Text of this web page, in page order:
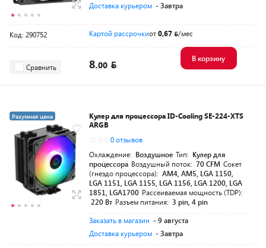
Доставка курьером - Завтра
Код: 290752 Картой рассрочкиот0,67 /мес
Сравнить 8.00
В корзину
Разумная цена
Кулер для процессора ID-Cooling SE-224-XTS
ARGB
0 отзывов
Охлаждение: Воздушное Тип: Кулер для
процессора Воздушный поток: 70 CFM Сокет
(гнездо процессора): AM4, AM5, LGA 1150,
LGA 1151, LGA 1155, LGA 1156, LGA 1200, LGA
1851, LGA1700 Рассеиваемая мощность (TDP):
220 Вт Разъем питания: 3 pin, 4 pin
Заказать в магазин - 9 августа
Доставка курьером - Завтра